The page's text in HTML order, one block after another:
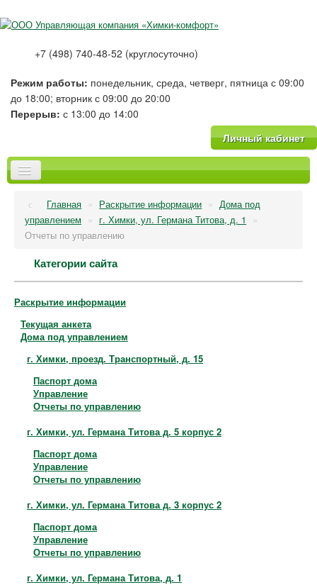
+7 (498) 740-48-52 (круглосуточно)
Режим работы: понедельник, среда, четверг, пятница с 09:00
до 18:00; вторник с 09:00 до 20:00
Перерыв: с 13:00 до 14:00
Личный кабинет
О компании
Новости
Платные услуги
Фотогалерея
Вопрос-Ответ
Главная » Раскрытие информации » Дома под
управлением » г. Химки, ул. Германа Титова, д. 1
»
Отчеты по управлению
Категории сайта
Раскрытие информации
Текущая анкета
Дома под управлением
г. Химки, проезд. Транспортный, д. 15
Паспорт дома
Управление
Отчеты по управлению
г. Химки, ул. Германа Титова д. 5 корпус 2
Паспорт дома
Управление
Отчеты по управлению
г. Химки, ул. Германа Титова д. 3 корпус 2
Паспорт дома
Управление
Отчеты по управлению
г. Химки, ул. Германа Титова, д. 1